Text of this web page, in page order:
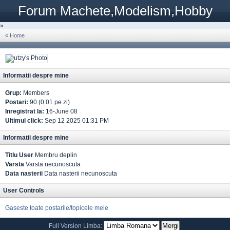
Forum Machete,Modelism,Hobby
»
« Home
Informatii despre mine
Grup: Members
Postari: 90 (0.01 pe zi)
Inregistrat la: 16-June 08
Ultimul click: Sep 12 2025 01:31 PM
Informatii despre mine
Titlu User Membru deplin
Varsta Varsta necunoscuta
Data nasterii Data nasterii necunoscuta
User Controls
Gaseste toate postarile/topicele mele
Full Version Limba: